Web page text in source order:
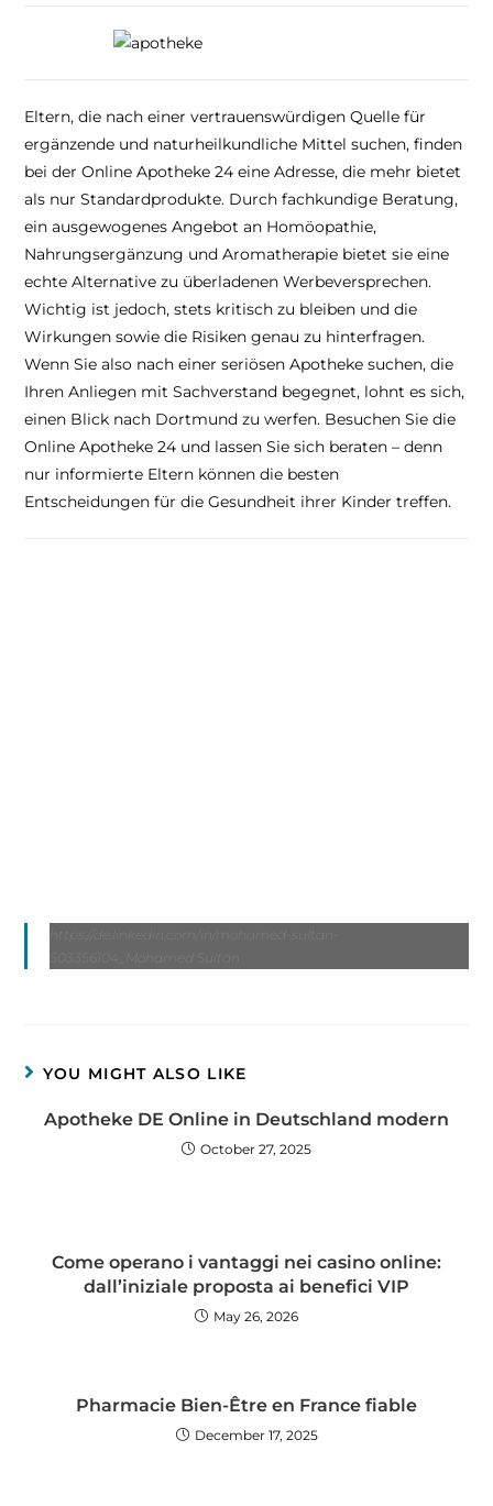
Eltern, die nach einer vertrauenswürdigen Quelle für
ergänzende und naturheilkundliche Mittel suchen, finden
bei der Online Apotheke 24 eine Adresse, die mehr bietet
als nur Standardprodukte. Durch fachkundige Beratung,
ein ausgewogenes Angebot an Homöopathie,
Nahrungsergänzung und Aromatherapie bietet sie eine
echte Alternative zu überladenen Werbeversprechen.
Wichtig ist jedoch, stets kritisch zu bleiben und die
Wirkungen sowie die Risiken genau zu hinterfragen.
Wenn Sie also nach einer seriösen Apotheke suchen, die
Ihren Anliegen mit Sachverstand begegnet, lohnt es sich,
einen Blick nach Dortmund zu werfen. Besuchen Sie die
Online Apotheke 24 und lassen Sie sich beraten – denn
nur informierte Eltern können die besten
Entscheidungen für die Gesundheit ihrer Kinder treffen.
https://de.linkedin.com/in/mohamed-sultan-
503356104_Mohamed Sultan
YOU MIGHT ALSO LIKE
Apotheke DE Online in Deutschland modern
October 27, 2025
Come operano i vantaggi nei casino online:
dall’iniziale proposta ai benefici VIP
May 26, 2026
Pharmacie Bien-Être en France fiable
December 17, 2025